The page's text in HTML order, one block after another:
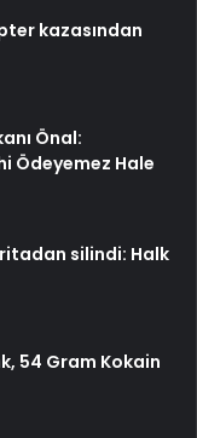
kazasından
Önal:
Ödeyemez Hale
silindi: Halk
54 Gram Kokain